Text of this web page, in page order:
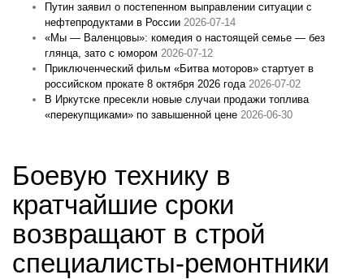
Путин заявил о постепенном выправлении ситуации с
нефтепродуктами в России 2026-07-14
«Мы — Валенцовы»: комедия о настоящей семье — без
глянца, зато с юмором 2026-07-12
Приключенческий фильм «Битва моторов» стартует в
российском прокате 8 октября 2026 года 2026-07-02
В Иркутске пресекли новые случаи продажи топлива
«перекупщиками» по завышенной цене 2026-06-30
Боевую технику в
кратчайшие сроки
возвращают в строй
специалисты-ремонтники